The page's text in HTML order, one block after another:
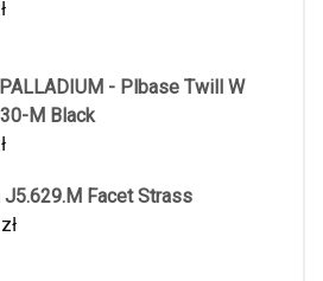
- Plbase Twill W
M Black
Facet Strass
zł